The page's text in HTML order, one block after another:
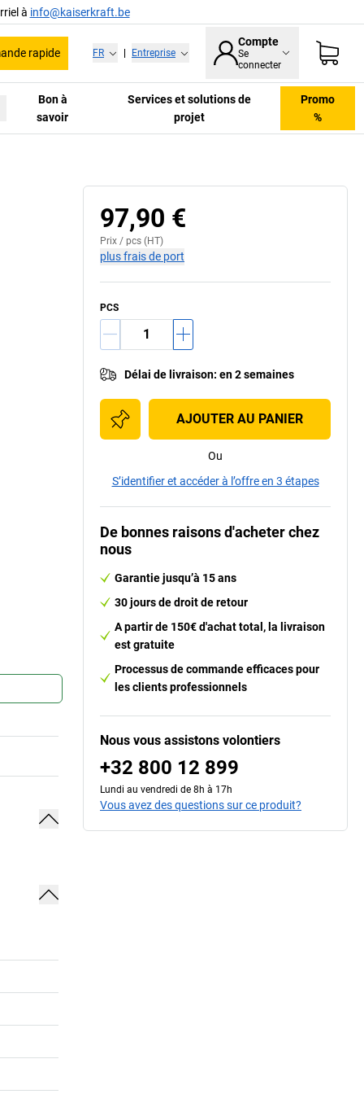
à info@kaiserkraft.be
rapide FR Entreprise
Compte
Se
connecter
Bon à
savoir
Services et solutions de
projet
Promo
%
97,90 €
Prix / pcs (HT)
plus frais de port
PCS
Délai de livraison: en 2 semaines
AJOUTER AU PANIER
Ou
S’identifier et accéder à l’offre en 3 étapes
De bonnes raisons d'acheter chez
nous
Garantie jusqu’à 15 ans
30 jours de droit de retour
A partir de 150€ d'achat total, la livraison
est gratuite
Processus de commande efficaces pour
les clients professionnels
Nous vous assistons volontiers
+32 800 12 899
Lundi au vendredi de 8h à 17h
Vous avez des questions sur ce produit?